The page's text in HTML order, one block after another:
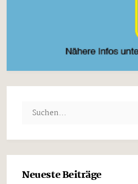
Neueste Beiträge